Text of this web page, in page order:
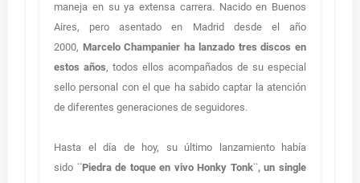
maneja en su ya extensa carrera. Nacido en Buenos
Aires, pero asentado en Madrid desde el año
2000, Marcelo Champanier ha lanzado tres discos en
estos años, todos ellos acompañados de su especial
sello personal con el que ha sabido captar la atención
de diferentes generaciones de seguidores.
Hasta el día de hoy, su último lanzamiento había
sido ¨Piedra de toque en vivo Honky Tonk¨, un single